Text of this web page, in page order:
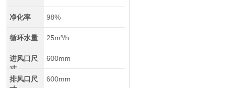
净化率 98%
循环水量 25m³/h
进风口尺
寸
600mm
排风口尺
600mm